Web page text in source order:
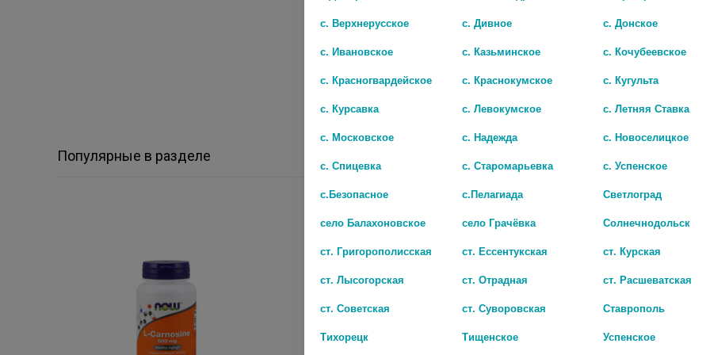
Показать все
Популярные в разделе
с. Верхнерусское
с. Дивное
с. Донское
с. Ивановское
с. Казьминское
с. Кочубеевское
с. Красногвардейское
с. Краснокумское
с. Кугульта
с. Курсавка
с. Левокумское
с. Летняя Ставка
с. Московское
с. Надежда
с. Новоселицкое
с. Спицевка
с. Старомарьевка
с. Успенское
с.Безопасное
с.Пелагиада
Светлоград
село Балахоновское
село Грачёвка
Солнечнодольск
ст. Григорополисская
ст. Ессентукская
ст. Курская
ст. Лысогорская
ст. Отрадная
ст. Расшеватская
ст. Советская
ст. Суворовская
Ставрополь
Тихорецк
Тищенское Успенское